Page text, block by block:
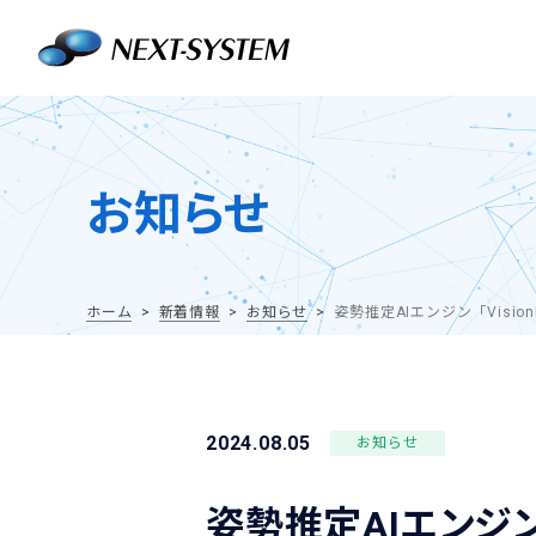
お知らせ
ホーム 新着情報 お知らせ 姿勢推定AIエンジン「
2024.08.05 お知らせ
姿勢推定AIエンジ